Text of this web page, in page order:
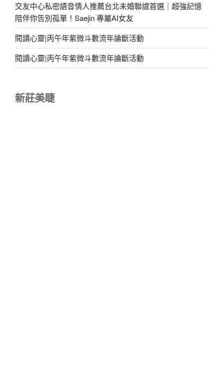
交友中心私密語音情人推薦台北未婚聯誼首選｜超強記憶
陪伴你告別孤單！Saejin 專屬AI女友
閱讀心靈|丙午年紫微斗數流年論斷活動
閱讀心靈|丙午年紫微斗數流年論斷活動
新莊美睫